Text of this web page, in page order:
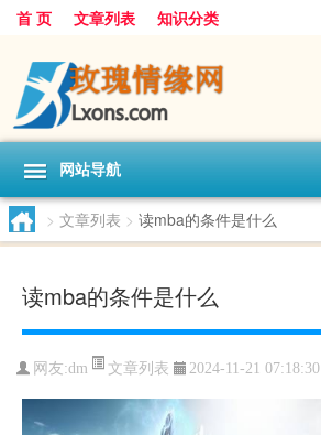
首 页 文章列表 知识分类
网站导航
> 文章列表 > 读mba的条件是什么
读mba的条件是什么
网友:dm 文章列表 2024-11-21 07:18:30